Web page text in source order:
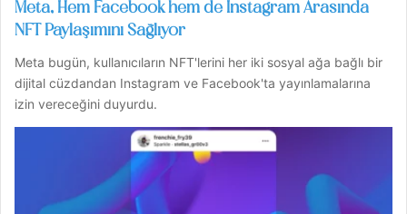
Meta, Hem Facebook hem de Instagram Arasında
NFT Paylaşımını Sağlıyor
Meta bugün, kullanıcıların NFT'lerini her iki sosyal ağa bağlı bir
dijital cüzdandan Instagram ve Facebook'ta yayınlamalarına
izin vereceğini duyurdu.